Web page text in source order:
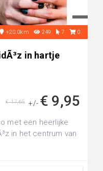
+20.0km 249 7 0
in hartje
+/- € 9,95
€ 17,65
met een heerlijke
in het centrum van